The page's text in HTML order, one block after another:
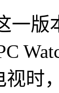
一版
视时